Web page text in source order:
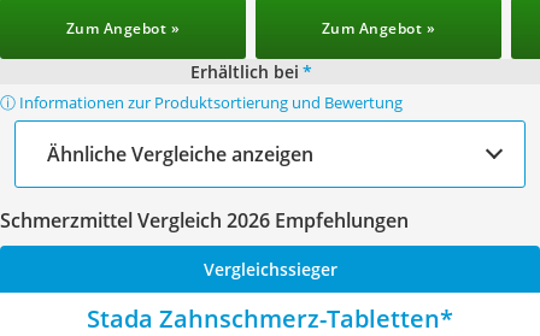
Zum Angebot » Zum Angebot »
Erhältlich bei *
ⓘ Informationen zur Produktsortierung und Bewertung
Ähnliche Vergleiche anzeigen
Schmerzmittel Vergleich 2026 Empfehlungen
Vergleichssieger
Stada Zahnschmerz-Tabletten